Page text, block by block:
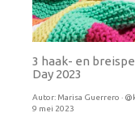
3 haak- en
Day 2023
Autor: Marisa Guerrero ·
9 mei 2023